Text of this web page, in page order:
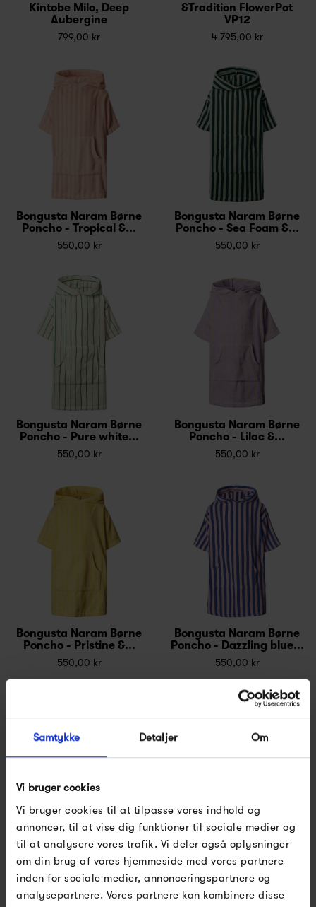
Samtykke Detaljer Om
Vi bruger cookies
Vi bruger cookies til at tilpasse vores indhold og
annoncer, til at vise dig funktioner til sociale medier og
til at analysere vores trafik. Vi deler også oplysninger
om din brug af vores hjemmeside med vores partnere
inden for sociale medier, annonceringspartnere og
analysepartnere. Vores partnere kan kombinere disse
Kintobe Milo, Deep
Aubergine
799,00 kr
&Tradition FlowerPot
VP12
4 795,00 kr
Bongusta Naram Børne
Poncho - Tropical &...
550,00 kr
Bongusta Naram Børne
Poncho - Sea Foam &...
550,00 kr
Bongusta Naram Børne
Poncho - Pure white...
550,00 kr
Bongusta Naram Børne
Poncho - Lilac &...
550,00 kr
Bongusta Naram Børne
Poncho - Pristine &...
550,00 kr
Bongusta Naram Børne
Poncho - Dazzling blue...
550,00 kr
Bongusta Naram Børne
Poncho - Creme & Ink
Bongusta Naram Børne
Poncho - Camel &...